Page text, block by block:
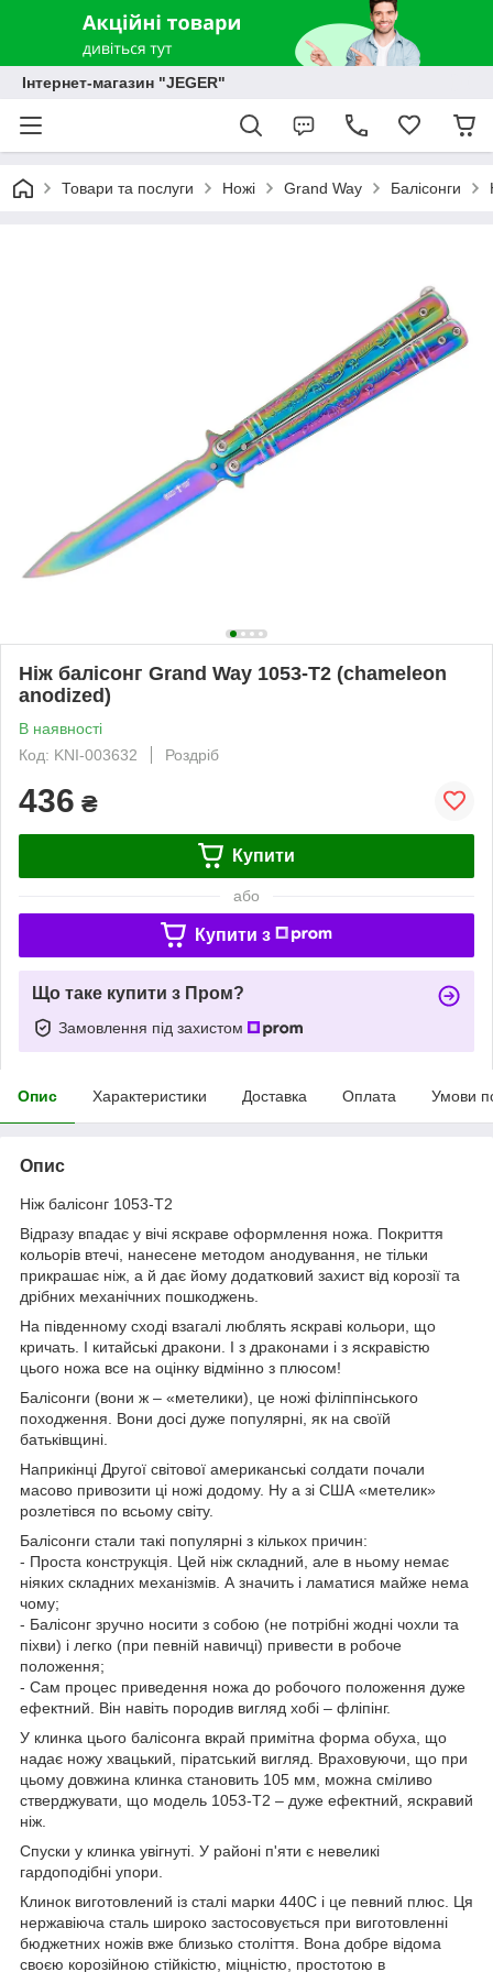
Інтернет-магазин "JEGER"
Товари та послуги Ножі Grand Way Балісонги
Ніж балісонг Grand Way 1053-T2 (chameleon
anodized)
В наявності
Код: KNI-003632
Роздріб
436 ₴
Купити
або
Купити з
Що таке купити з Пром?
Замовлення під захистом
Опис Характеристики Доставка Оплата Умови
Опис
Ніж балісонг 1053-T2
Відразу впадає у вічі яскраве оформлення ножа. Покриття
кольорів втечі, нанесене методом анодування, не тільки
прикрашає ніж, а й дає йому додатковий захист від корозії та
дрібних механічних пошкоджень.
На південному сході взагалі люблять яскраві кольори, що
кричать. І китайські дракони. І з драконами і з яскравістю
цього ножа все на оцінку відмінно з плюсом!
Балісонги (вони ж – «метелики), це ножі філіппінського
походження. Вони досі дуже популярні, як на своїй
батьківщині.
Наприкінці Другої світової американські солдати почали
масово привозити ці ножі додому. Ну а зі США «метелик»
розлетівся по всьому світу.
Балісонги стали такі популярні з кількох причин:
- Проста конструкція. Цей ніж складний, але в ньому немає
ніяких складних механізмів. А значить і ламатися майже нема
чому;
- Балісонг зручно носити з собою (не потрібні жодні чохли та
піхви) і легко (при певній навичці) привести в робоче
положення;
- Сам процес приведення ножа до робочого положення дуже
ефектний. Він навіть породив вигляд хобі – фліпінг.
У клинка цього балісонга вкрай примітна форма обуха, що
надає ножу хвацький, піратський вигляд. Враховуючи, що при
цьому довжина клинка становить 105 мм, можна сміливо
стверджувати, що модель 1053-T2 – дуже ефектний, яскравий
ніж.
Спуски у клинка увігнуті. У районі п'яти є невеликі
гардоподібні упори.
Клинок виготовлений із сталі марки 440С і це певний плюс. Ця
нержавіюча сталь широко застосовується при виготовленні
бюджетних ножів вже близько століття. Вона добре відома
своєю корозійною стійкістю, міцністю, простотою в